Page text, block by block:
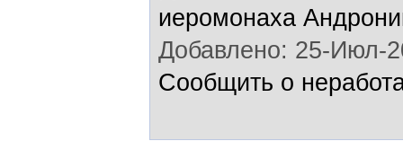
иеромонаха
Добавлено: 25-Июл-
Сообщить о